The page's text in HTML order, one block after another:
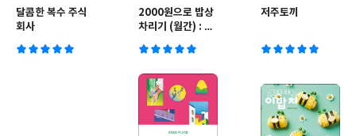
달콤한 복수 주식
회사
2000원으로 밥상
차리기 (월간) : 5
저주토끼